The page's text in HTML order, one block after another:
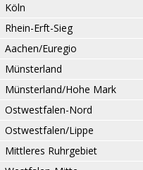
Köln
Rhein-Erft-Sieg
Aachen/Euregio
Münsterland
Münsterland/Hohe Mark
Ostwestfalen-Nord
Ostwestfalen/Lippe
Mittleres Ruhrgebiet